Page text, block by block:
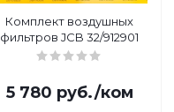
Комплект воздушных
фильтров JCB 32/912901
5 780 руб./ком